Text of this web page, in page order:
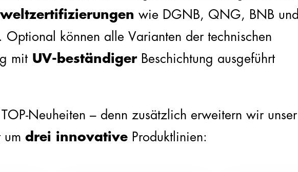
wie DGNB, QNG, BNB und
Optional können alle Varianten der technischen
mit UV-beständigerBeschichtung ausgeführt
Neuheiten – denn zusätzlich erweitern wir unser
um drei innovative Produktlinien: